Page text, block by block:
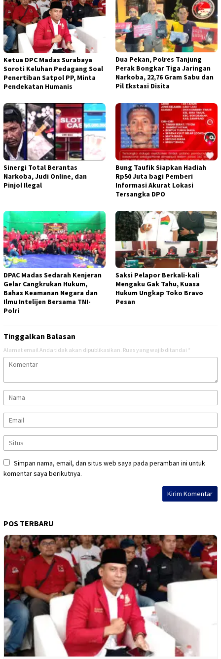
Ketua DPC Madas Surabaya
Soroti Keluhan Pedagang Soal
Penertiban Satpol PP, Minta
Pendekatan Humanis
Dua Pekan, Polres Tanjung
Perak Bongkar Tiga Jaringan
Narkoba, 22,76 Gram Sabu dan
Pil Ekstasi Disita
Sinergi Total Berantas
Narkoba, Judi Online, dan
Pinjol Ilegal
Bung Taufik Siapkan Hadiah
Rp50 Juta bagi Pemberi
Informasi Akurat Lokasi
Tersangka DPO
DPAC Madas Sedarah Kenjeran
Gelar Cangkrukan Hukum,
Bahas Keamanan Negara dan
Ilmu Intelijen Bersama TNI-
Polri
Saksi Pelapor Berkali-kali
Mengaku Gak Tahu, Kuasa
Hukum Ungkap Toko Bravo
Pesan
Tinggalkan Balasan
Alamat email Anda tidak akan dipublikasikan. Ruas yang wajib ditandai *
Simpan nama, email, dan situs web saya pada peramban ini untuk
komentar saya berikutnya.
POS TERBARU